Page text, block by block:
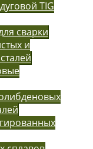
TIG
сварки
и